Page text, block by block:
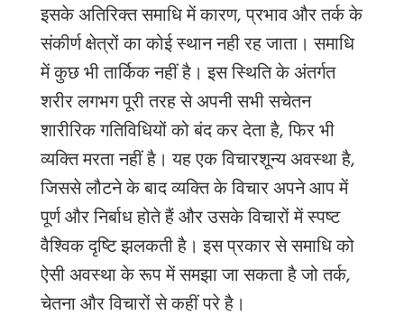
इसके अतिरिक्त समाधि में कारण, प्रभाव और तर्क के
संकीर्ण क्षेत्रों का कोई स्थान नही रह जाता। समाधि
में कुछ भी तार्किक नहीं है। इस स्थिति के अंतर्गत
शरीर लगभग पूरी तरह से अपनी सभी सचेतन
शारीरिक गतिविधियों को बंद कर देता है,फिर भी
व्यक्ति मरता नहीं है। यह एक विचारशून्य अवस्था है,
जिससे लौटने के बाद व्यक्ति के विचार अपने आप में
पूर्ण और निर्बाध होते हैं और उसके विचारों में स्पष्ट
वैश्विक दृष्टि झलकती है। इस प्रकार से समाधि को
ऐसी अवस्था के रूप में समझा जा सकता है जो तर्क,
चेतना और विचारों से कहीं परे है।